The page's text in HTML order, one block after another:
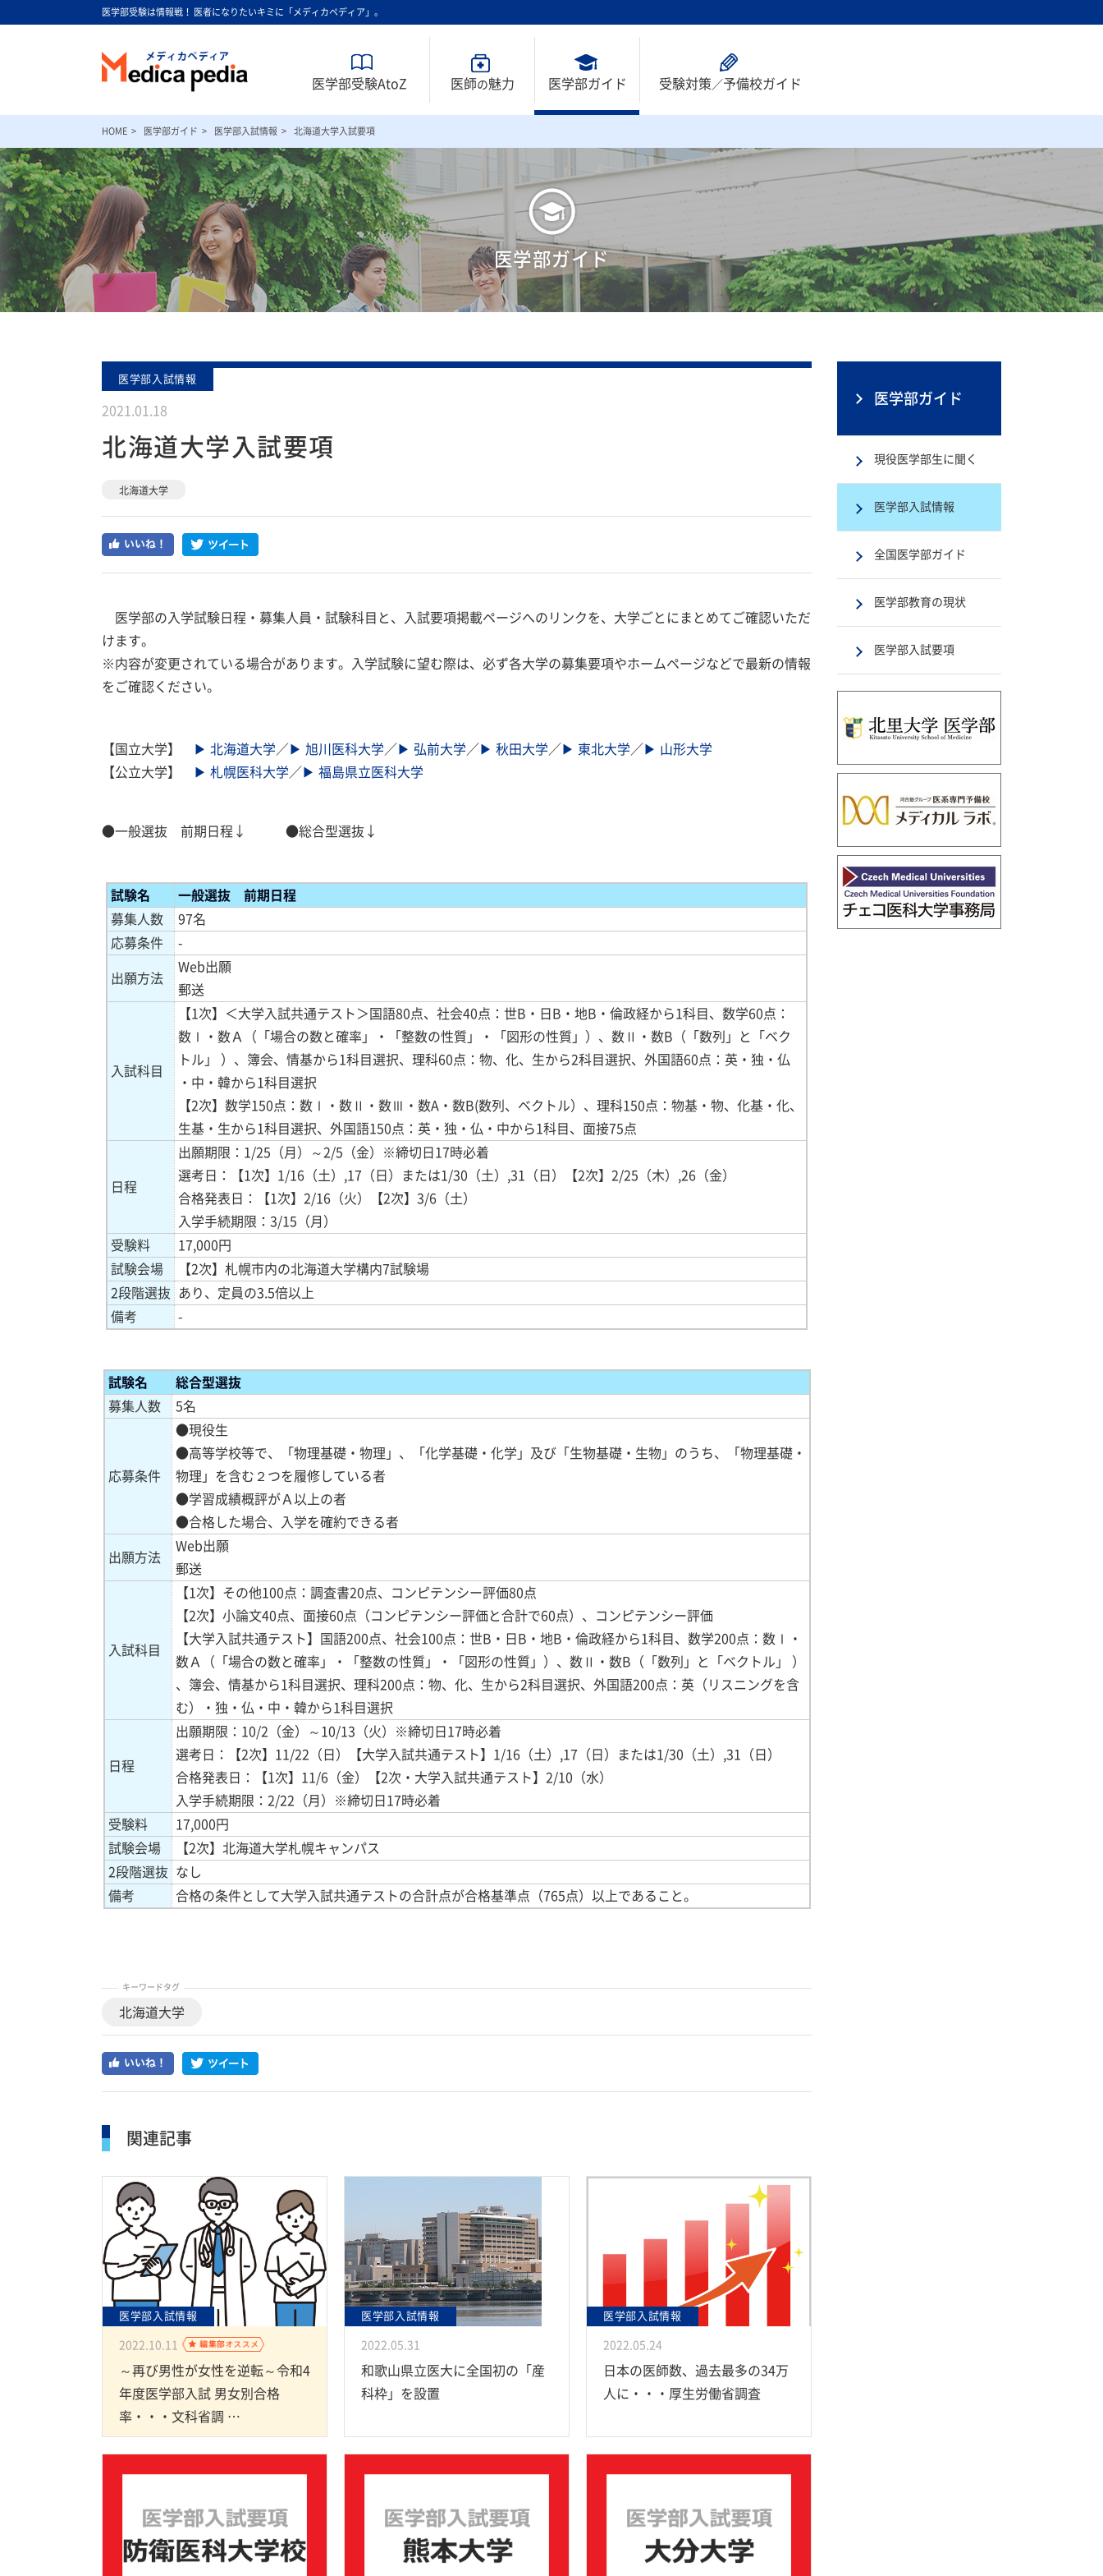
医学部受験は情報戦！ 医者になりたいキミに「メディカペディア」。
医学部受験AtoZ 医師の魅力 医学部ガイド 受験対策 ／予備校ガイド
HOME 医学部ガイド 医学部入試情報 北海道大学入試要項
医学部ガイド
医学部入試情報
2021.01.18
北海道大学入試要項
北海道大学
医学部の入学試験日程・募集人員・試験科目と、入試要項掲載ページへのリンクを、大学ごとにまとめてご確認いただ
けます。
※内容が変更されている場合があります。入学試験に望む際は、必ず各大学の募集要項やホームページなどで最新の情報
をご確認ください。
【国立大学】 ▶ 北海道大学 ／ ▶ 旭川医科大学 ／ ▶ 弘前大学 ／ ▶ 秋田大学 ／ ▶ 東北大学 ／ ▶ 山形大学
【公立大学】
▶ 札幌医科大学 ／ ▶ 福島県立医科大学
●一般選抜 前期日程↓ ●総合型選抜↓
試験名
一般選抜 前期日程
募集人数
97名
応募条件
-
出願方法
Web出願
郵送
入試科目
【1次】＜大学入試共通テスト＞国語80点、社会40点：世B・日B・地B・倫政経から1科目、数学60点：
数Ⅰ・数Ａ（「場合の数と確率」・「整数の性質」・「図形の性質」）、数Ⅱ・数B（「数列」と「ベク
トル」 ）、簿会、情基から1科目選択、理科60点：物、化、生から2科目選択、外国語60点：英・独・仏
・中・韓から1科目選択
【2次】数学150点：数Ⅰ・数Ⅱ・数Ⅲ・数A・数B(数列、ベクトル）、理科150点：物基・物、化基・化、
生基・生から1科目選択、外国語150点：英・独・仏・中から1科目、面接75点
日程
出願期限：1/25（月）～2/5（金）※締切日17時必着
選考日：【1次】1/16（土）,17（日）または1/30（土）,31（日）【2次】2/25（木）,26（金）
合格発表日：【1次】2/16（火）【2次】3/6（土）
入学手続期限：3/15（月）
受験料
17,000円
試験会場
【2次】札幌市内の北海道大学構内7試験場
2段階選抜
あり、定員の3.5倍以上
備考
-
試験名
総合型選抜
募集人数
5名
応募条件
●現役生
●高等学校等で、「物理基礎・物理」、「化学基礎・化学」及び「生物基礎・生物」のうち、「物理基礎・
物理」を含む２つを履修している者
●学習成績概評がＡ以上の者
●合格した場合、入学を確約できる者
出願方法
Web出願
郵送
入試科目
【1次】その他100点：調査書20点、コンピテンシー評価80点
【2次】小論文40点、面接60点（コンピテンシー評価と合計で60点）、コンピテンシー評価
【大学入試共通テスト】国語200点、社会100点：世B・日B・地B・倫政経から1科目、数学200点：数Ⅰ・
数Ａ（「場合の数と確率」・「整数の性質」・「図形の性質」）、数Ⅱ・数B（「数列」と「ベクトル」 ）
、簿会、情基から1科目選択、理科200点：物、化、生から2科目選択、外国語200点：英（リスニングを含
む）・独・仏・中・韓から1科目選択
日程
出願期限：10/2（金）～10/13（火）※締切日17時必着
選考日：【2次】11/22（日）【大学入試共通テスト】1/16（土）,17（日）または1/30（土）,31（日）
合格発表日：【1次】11/6（金）【2次・大学入試共通テスト】2/10（水）
入学手続期限：2/22（月）※締切日17時必着
受験料
17,000円
試験会場
【2次】北海道大学札幌キャンパス
2段階選抜
なし
備考
合格の条件として大学入試共通テストの合計点が合格基準点（765点）以上であること。
キーワードタグ
北海道大学
関連記事
医学部入試情報
2022.10.11
～再び男性が女性を逆転～令和4
年度医学部入試 男女別合格
率・・・文科省調 …
医学部入試情報
2022.05.31
和歌山県立医大に全国初の「産
科枠」を設置
医学部入試情報
2022.05.24
日本の医師数、過去最多の34万
人に・・・厚生労働省調査
医学部ガイド
現役医学部生に聞く
医学部入試情報
全国医学部ガイド
医学部教育の現状
医学部入試要項